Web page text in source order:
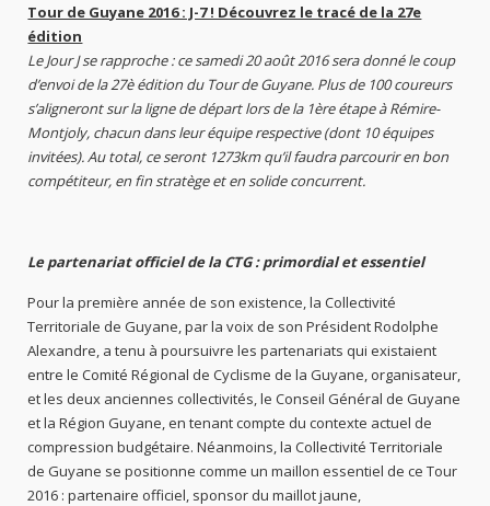
Tour de Guyane 2016 : J-7 ! Découvrez le tracé de la 27e
édition
Le Jour J se rapproche : ce samedi 20 août 2016 sera donné le coup
d’envoi de la 27è édition du Tour de Guyane. Plus de 100 coureurs
s’aligneront sur la ligne de départ lors de la 1ère étape à Rémire-
Montjoly, chacun dans leur équipe respective (dont 10 équipes
invitées). Au total, ce seront 1273km qu’il faudra parcourir en bon
compétiteur, en fin stratège et en solide concurrent.
Le partenariat officiel de la CTG : primordial et essentiel
Pour la première année de son existence, la Collectivité
Territoriale de Guyane, par la voix de son Président Rodolphe
Alexandre, a tenu à poursuivre les partenariats qui existaient
entre le Comité Régional de Cyclisme de la Guyane, organisateur,
et les deux anciennes collectivités, le Conseil Général de Guyane
et la Région Guyane, en tenant compte du contexte actuel de
compression budgétaire. Néanmoins, la Collectivité Territoriale
de Guyane se positionne comme un maillon essentiel de ce Tour
2016 : partenaire officiel, sponsor du maillot jaune,